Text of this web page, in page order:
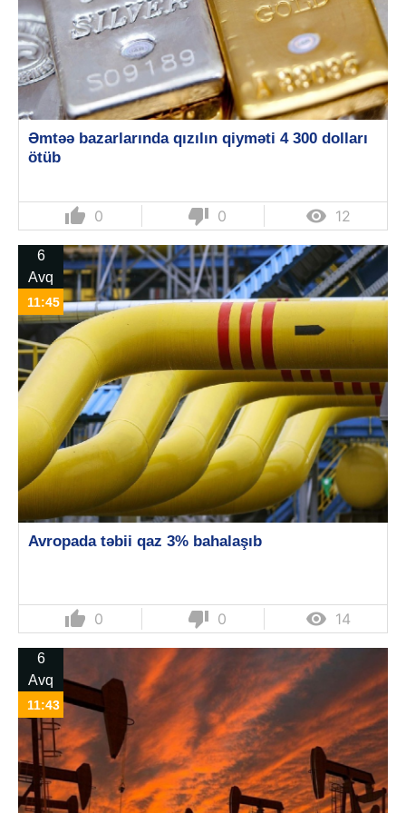
Əmtəə bazarlarında qızılın qiyməti 4 300 dolları
ötüb
thumb_up 0 thumb_down 0  12
6
Avq
11:45
Avropada təbii qaz 3% bahalaşıb
thumb_up 0 thumb_down 0  14
6
Avq
11:43